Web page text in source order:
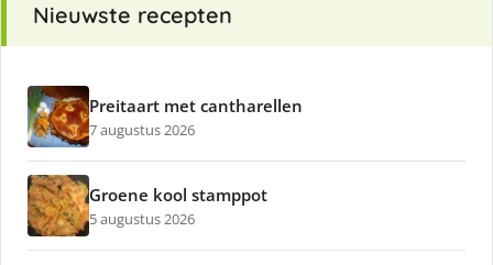
Nieuwste recepten
Preitaart met cantharellen
7 augustus 2026
Groene kool stamppot
5 augustus 2026